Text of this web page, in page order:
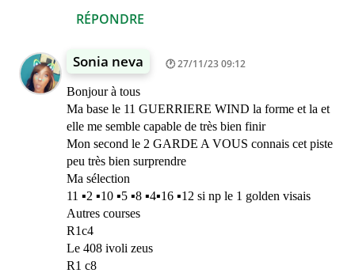
RÉPONDRE
Sonia neva 27/11/23 09:12
Bonjour à tous
Ma base le 11 GUERRIERE WIND la forme et la et
elle me semble capable de très bien finir
Mon second le 2 GARDE A VOUS connais cet piste
peu très bien surprendre
Ma sélection
11 ▪︎2 ▪︎10 ▪︎5 ▪︎8 ▪︎4▪︎16 ▪︎12 si np le 1 golden visais
Autres courses
R1c4
Le 408 ivoli zeus
R1 c8